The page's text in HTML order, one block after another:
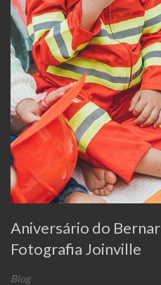
Aniversário do
Fotografia Joinville
Blog